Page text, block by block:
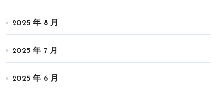
2025 年 8 月
2025 年 7 月
2025 年 6 月